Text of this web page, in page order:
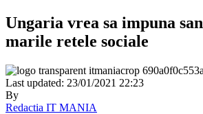
Ungaria vrea sa impuna
marile retele sociale
Last updated: 23/01/2021 22:23
By
Redactia IT MANIA